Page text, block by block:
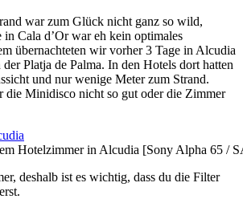
war zum Glück nicht ganz so wild,
in Cala d’Or war eh kein optimales
übernachteten wir vorher 3 Tage in Alcudia
Platja de Palma. In den Hotels dort hatten
und nur wenige Meter zum Strand.
die Minidisco nicht so gut oder die Zimmer
Hotelzimmer in Alcudia [Sony Alpha 65 /
deshalb ist es wichtig, dass du die Filter